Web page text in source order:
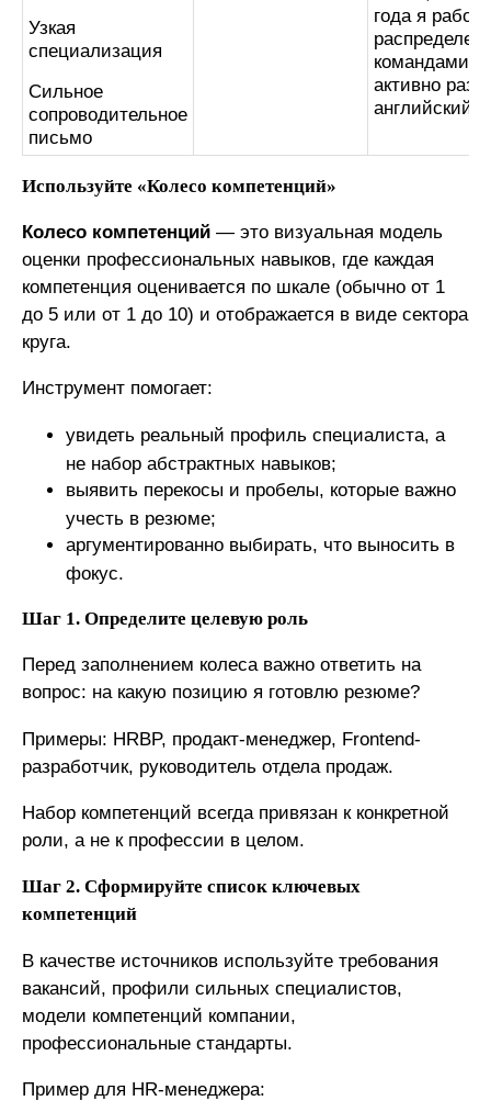
Узкая
специализация
Сильное
сопроводительное
письмо
года я
командами и
активно
английский
Используйте «Колесо компетенций»
Колесо компетенций — это визуальная модель
оценки профессиональных навыков, где каждая
компетенция оценивается по шкале (обычно от 1
до 5 или от 1 до 10) и отображается в виде сектора
круга.
Инструмент помогает:
увидеть реальный профиль специалиста, а
не набор абстрактных навыков;
выявить перекосы и пробелы, которые важно
учесть в резюме;
аргументированно выбирать, что выносить в
фокус.
Шаг 1. Определите целевую роль
Перед заполнением колеса важно ответить на
вопрос: на какую позицию я готовлю резюме?
Примеры: HRBP, продакт-менеджер, Frontend-
разработчик, руководитель отдела продаж.
Набор компетенций всегда привязан к конкретной
роли, а не к профессии в целом.
Шаг 2. Сформируйте список ключевых
компетенций
В качестве источников используйте требования
вакансий, профили сильных специалистов,
модели компетенций компании,
профессиональные стандарты.
Пример для HR-менеджера: